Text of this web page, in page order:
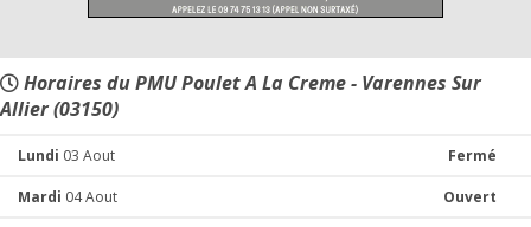
Horaires du PMU Poulet A La Creme - Varennes Sur
Allier (03150)
Lundi 03 Aout Fermé
Mardi 04 Aout Ouvert